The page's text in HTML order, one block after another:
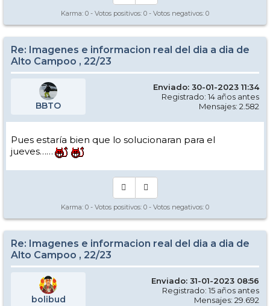
Karma: 0 - Votos positivos: 0 - Votos negativos: 0
Re: Imagenes e informacion real del dia a dia de
Alto Campoo , 22/23
BBTO
Enviado: 30-01-2023 11:34
Registrado: 14 años antes
Mensajes: 2.582
Pues estaría bien que lo solucionaran para el
jueves……
Karma: 0 - Votos positivos: 0 - Votos negativos: 0
Re: Imagenes e informacion real del dia a dia de
Alto Campoo , 22/23
bolibud
Enviado: 31-01-2023 08:56
Registrado: 15 años antes
Mensajes: 29.692